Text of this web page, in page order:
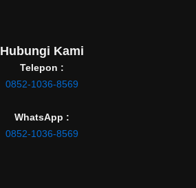
Hubungi Kami
Telepon :
0852-1036-8569
WhatsApp :
0852-1036-8569